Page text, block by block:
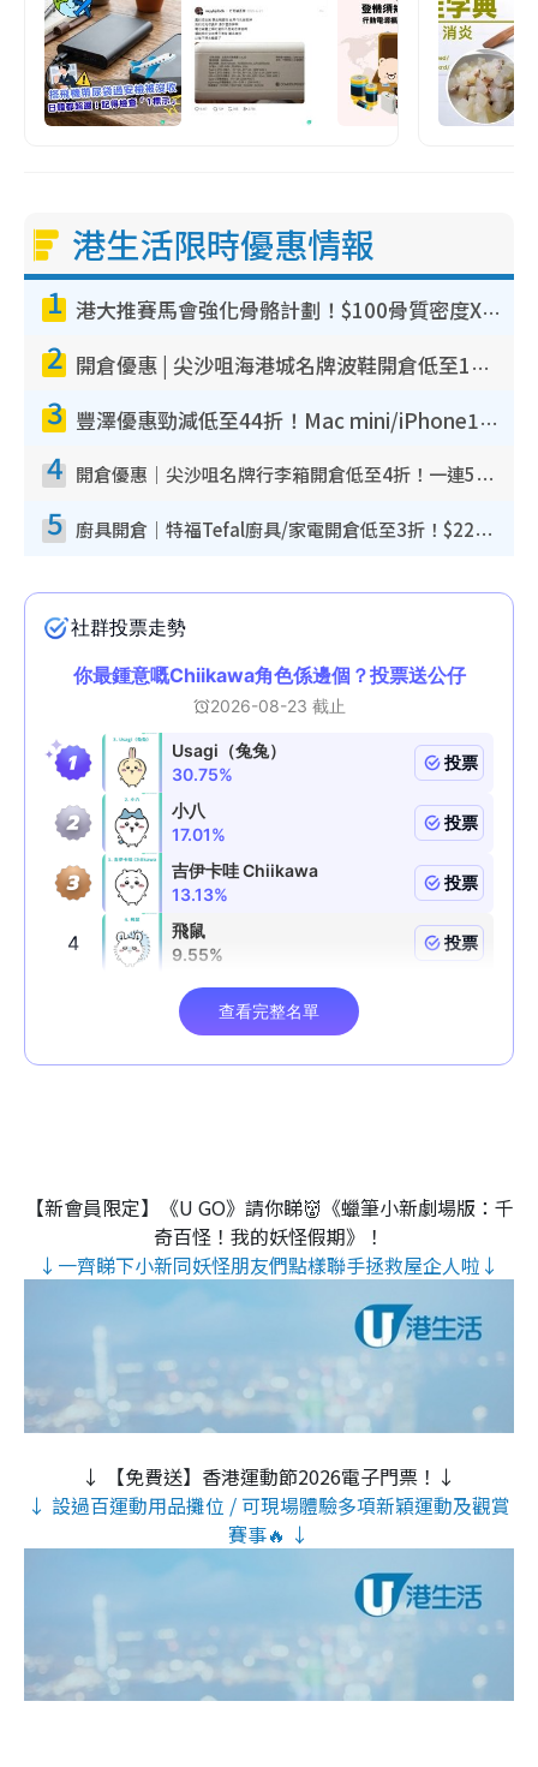
港生活限時優惠情報
1 港大推賽馬會強化骨骼計劃！$100骨質密度X光檢查 完成免費運動訓練送超市禮券！附參加資格
2 開倉優惠 | 尖沙咀海港城名牌波鞋開倉低至1折！On鞋$899起／Joy&Peace鞋履$98起
3 豐澤優惠勁減低至44折！Mac mini/iPhone17Pro大減價！廚房家電$220起
4 開倉優惠｜尖沙咀名牌行李箱開倉低至4折！一連5日 American Tourister/ace./Hallmark $200起！
5 廚具開倉｜特福Tefal廚具/家電開倉低至3折！$220起買平底鍋/炒鑊/湯煲！電飯煲/吸塵機/燙斗$418起
【新會員限定】《U GO》請你睇👹《蠟筆小新劇場版：千
奇百怪！我的妖怪假期》！
↓一齊睇下小新同妖怪朋友們點樣聯手拯救屋企人啦↓
↓ 【免費送】香港運動節2026電子門票！↓
↓ 設過百運動用品攤位 / 可現場體驗多項新穎運動及觀賞
賽事🔥 ↓